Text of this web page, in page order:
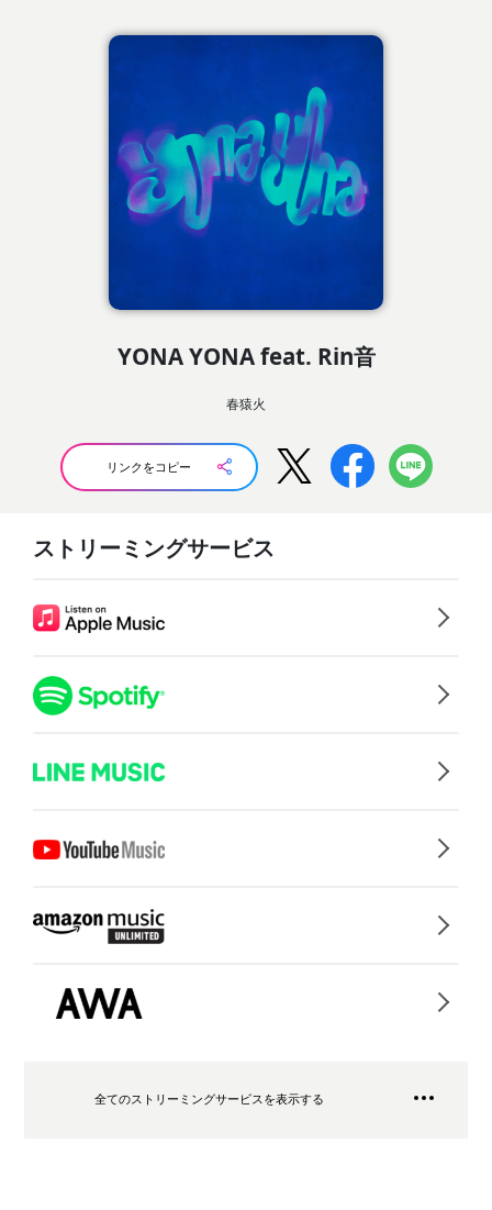
YONA YONA feat. Rin音
春猿火
リンクをコピー
ストリーミングサービス
全てのストリーミングサービスを表示する